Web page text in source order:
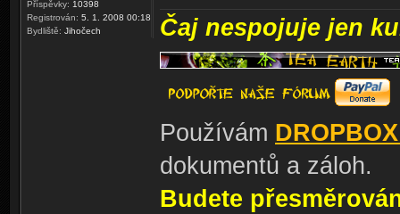
Příspěvky: 10398
Registrován: 5. 1. 2008 00:18
Bydliště: Jihočech Čaj nespojuje jen
Používám
dokumentů a záloh.
Budete